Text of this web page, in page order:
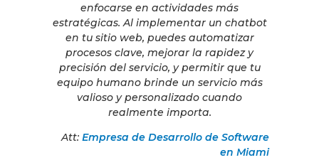
enfocarse en actividades más
estratégicas. Al implementar un chatbot
en tu sitio web, puedes automatizar
procesos clave, mejorar la rapidez y
precisión del servicio, y permitir que tu
equipo humano brinde un servicio más
valioso y personalizado cuando
realmente importa.
Att: Empresa de Desarrollo de Software
en Miami